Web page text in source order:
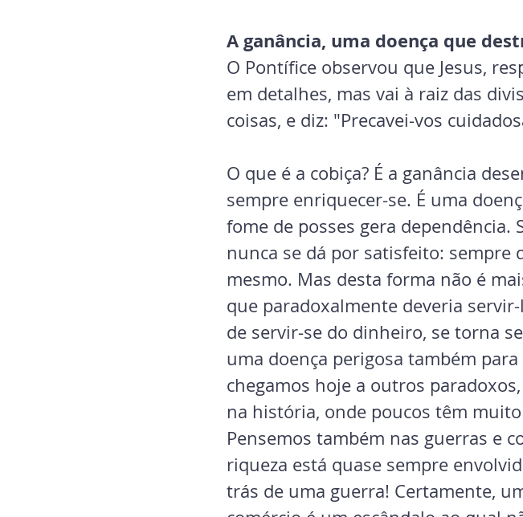
A ganância, uma doença que
O Pontífice observou que Jesus,
em detalhes, mas vai à raiz das
coisas, e diz: "Precavei-vos
O que é a cobiça? É a ganância
sempre enriquecer-se. É uma
fome de posses gera
nunca se dá por satisfeito: sempre
mesmo. Mas desta forma não é
que paradoxalmente deveria
de servir-se do dinheiro, se torna
uma doença perigosa também
chegamos hoje a outros
na história, onde poucos têm
Pensemos também nas guerras e
riqueza está quase sempre
trás de uma guerra! Certamente,